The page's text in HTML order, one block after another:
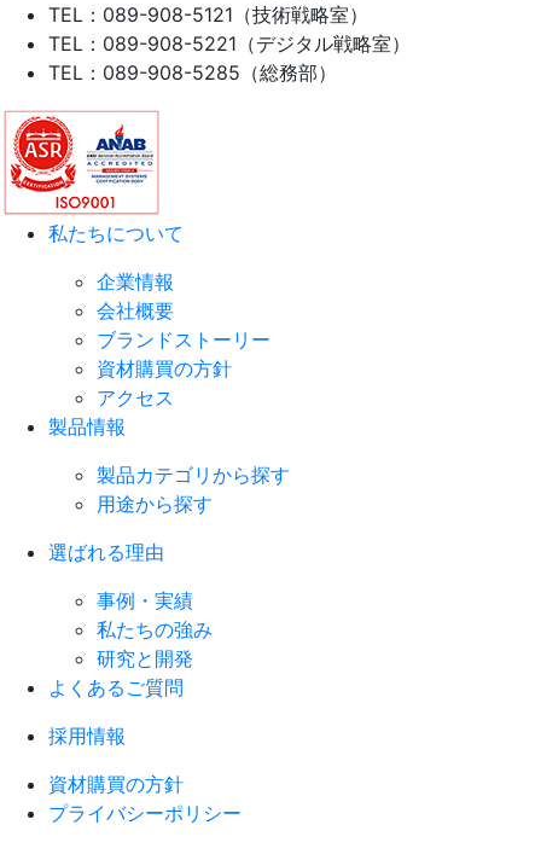
TEL：089-908-5121（技術戦略室）
TEL：089-908-5221（デジタル戦略室）
TEL：089-908-5285（総務部）
私たちについて
企業情報
会社概要
ブランドストーリー
資材購買の方針
アクセス
製品情報
製品カテゴリから探す
用途から探す
選ばれる理由
事例・実績
私たちの強み
研究と開発
よくあるご質問
採用情報
資材購買の方針
プライバシーポリシー